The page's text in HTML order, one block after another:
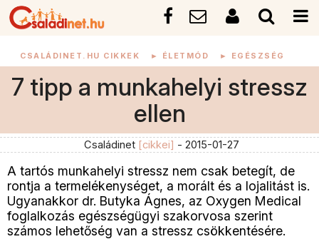
CSALÁDINET.HU CIKKEK ► ÉLETMÓD ► EGÉSZSÉG
7 tipp a munkahelyi stressz
ellen
Családinet [cikkei] - 2015-01-27
A tartós munkahelyi stressz nem csak betegít, de
rontja a termelékenységet, a morált és a lojalitást is.
Ugyanakkor dr. Butyka Ágnes, az Oxygen Medical
foglalkozás egészségügyi szakorvosa szerint
számos lehetőség van a stressz csökkentésére.